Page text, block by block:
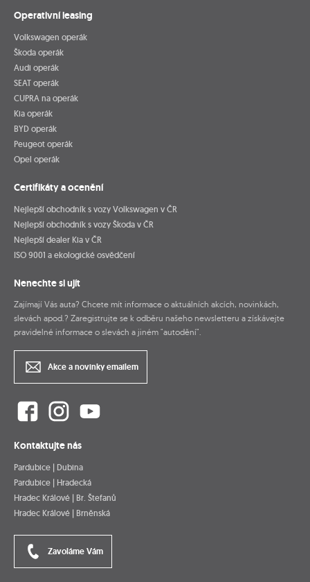
Operativní leasing
Volkswagen operák
Škoda operák
Audi operák
SEAT operák
CUPRA na operák
Kia operák
BYD operák
Peugeot operák
Opel operák
Certifikáty a ocenění
Nejlepší obchodník s vozy Volkswagen v ČR
Nejlepší obchodník s vozy Škoda v ČR
Nejlepší dealer Kia v ČR
ISO 9001 a ekologické osvědčení
Nenechte si ujít
Zajímají Vás auta? Chcete mít informace o aktuálních akcích, novinkách,
slevách apod.? Zaregistrujte se k odběru našeho newsletteru a získávejte
pravidelné informace o slevách a jiném "autodění".
Akce a novinky emailem
Kontaktujte nás
Pardubice | Dubina
Pardubice | Hradecká
Hradec Králové | Br. Štefanů
Hradec Králové | Brněnská
Zavoláme Vám